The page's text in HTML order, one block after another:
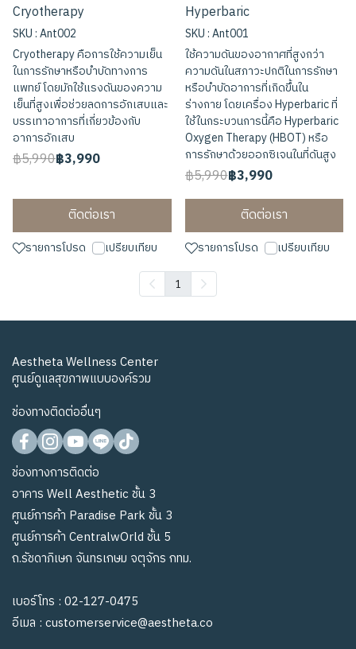
Cryotherapy
SKU : Ant002
Cryotherapy คือการใช้ความเย็น
ในการรักษาหรือบำบัดทางการ
แพทย์ โดยมักใช้แรงดันของความ
เย็นที่สูงเพื่อช่วยลดการอักเสบและ
บรรเทาอาการที่เกี่ยวข้องกับ
อาการอักเสบ
฿5,990฿3,990
ติดต่อเรา
รายการโปรด เปรียบเทียบ
Hyperbaric
SKU : Ant001
ใช้ความดันของอากาศที่สูงกว่า
ความดันในสภาวะปกติในการรักษา
หรือบำบัดอาการที่เกิดขึ้นใน
ร่างกาย โดยเครื่อง Hyperbaric ที่
ใช้ในกระบวนการนี้คือ Hyperbaric
Oxygen Therapy (HBOT) หรือ
การรักษาด้วยออกซิเจนในที่ดันสูง
฿5,990฿3,990
ติดต่อเรา
รายการโปรด เปรียบเทียบ
1
Aestheta Wellness Center
ศูนย์ดูแลสุขภาพแบบองค์รวม
ช่องทางติดต่ออื่นๆ
ช่องทางการติดต่อ
อาคาร Well Aesthetic ชั้น 3
ศูนย์การค้า Paradise Park ชั้น 3
ศูนย์การค้า CentralwOrld ชั้น 5
ถ.รัชดาภิเษก จันทรเกษม จตุจักร กทม.
เบอร์โทร : 02-127-0475
อีเมล : customerservice@aestheta.co